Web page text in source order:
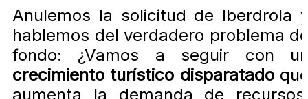
Anulemos la solicitud de Iberdrola
hablemos del verdadero problema
fondo: ¿Vamos a seguir con
crecimiento turístico disparatado
aumenta la demanda de